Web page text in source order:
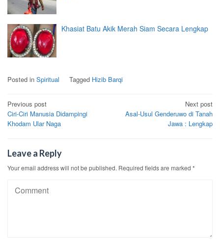
Khasiat Batu Akik Merah Siam Secara Lengkap
Posted in Spiritual Tagged Hizib Barqi
Post
navigation
Previous post
Ciri-Ciri Manusia Didampingi
Khodam Ular Naga
Next post
Asal-Usul Genderuwo di Tanah
Jawa : Lengkap
Leave a Reply
Your email address will not be published. Required fields are marked *